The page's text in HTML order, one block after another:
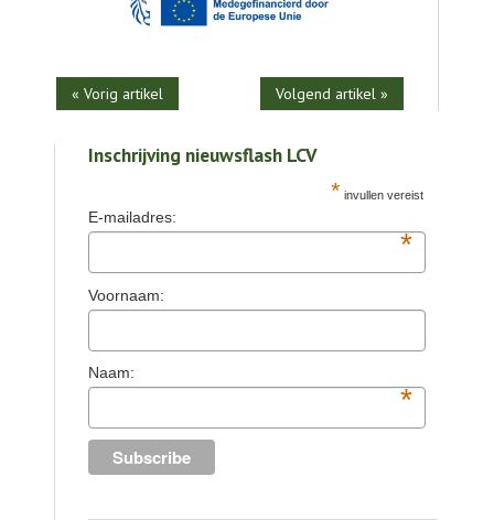
« Vorig artikel Volgend artikel »
Inschrijving nieuwsflash LCV
* invullen vereist
E-mailadres:
*
Voornaam:
Naam:
*